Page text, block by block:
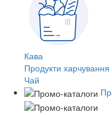
Кава
Продукти харчування
Чай